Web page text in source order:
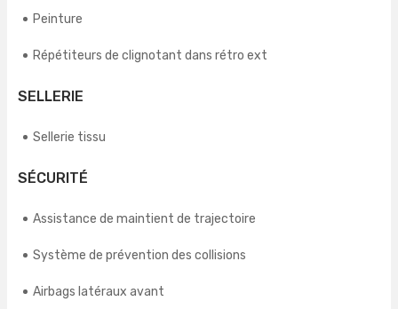
Peinture
Répétiteurs de clignotant dans rétro ext
SELLERIE
Sellerie tissu
SÉCURITÉ
Assistance de maintient de trajectoire
Système de prévention des collisions
Airbags latéraux avant